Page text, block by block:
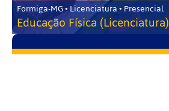
Formiga-MG • Licenciatura • Presencial
Educação Física (Licenciatura)